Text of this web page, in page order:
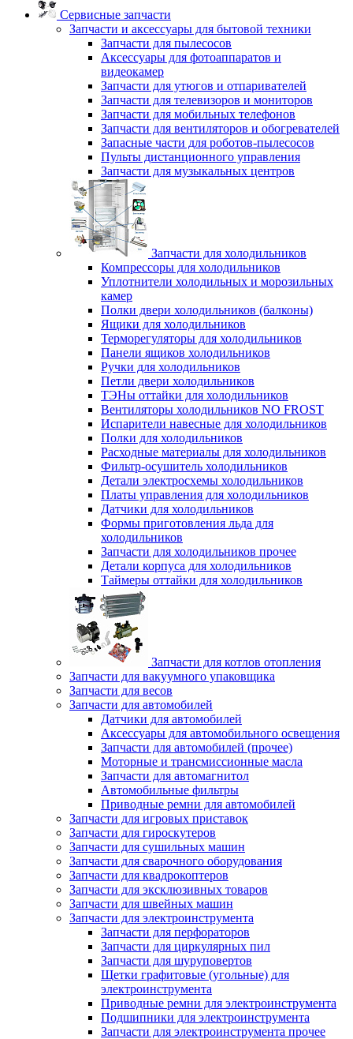
Сервисные запчасти
Запчасти и аксессуары для бытовой техники
Запчасти для пылесосов
Аксессуары для фотоаппаратов и
видеокамер
Запчасти для утюгов и отпаривателей
Запчасти для телевизоров и мониторов
Запчасти для мобильных телефонов
Запчасти для вентиляторов и обогревателей
Запасные части для роботов-пылесосов
Пульты дистанционного управления
Запчасти для музыкальных центров
Запчасти для холодильников
Компрессоры для холодильников
Уплотнители холодильных и морозильных
камер
Полки двери холодильников (балконы)
Ящики для холодильников
Терморегуляторы для холодильников
Панели ящиков холодильников
Ручки для холодильников
Петли двери холодильников
ТЭНы оттайки для холодильников
Вентиляторы холодильников NO FROST
Испарители навесные для холодильников
Полки для холодильников
Расходные материалы для холодильников
Фильтр-осушитель холодильников
Детали электросхемы холодильников
Платы управления для холодильников
Датчики для холодильников
Формы приготовления льда для
холодильников
Запчасти для холодильников прочее
Детали корпуса для холодильников
Таймеры оттайки для холодильников
Запчасти для котлов отопления
Запчасти для вакуумного упаковщика
Запчасти для весов
Запчасти для автомобилей
Датчики для автомобилей
Аксессуары для автомобильного освещения
Запчасти для автомобилей (прочее)
Моторные и трансмиссионные масла
Запчасти для автомагнитол
Автомобильные фильтры
Приводные ремни для автомобилей
Запчасти для игровых приставок
Запчасти для гироскутеров
Запчасти для сушильных машин
Запчасти для сварочного оборудования
Запчасти для квадрокоптеров
Запчасти для эксклюзивных товаров
Запчасти для швейных машин
Запчасти для электроинструмента
Запчасти для перфораторов
Запчасти для циркулярных пил
Запчасти для шуруповертов
Щетки графитовые (угольные) для
электроинструмента
Приводные ремни для электроинструмента
Подшипники для электроинструмента
Запчасти для электроинструмента прочее